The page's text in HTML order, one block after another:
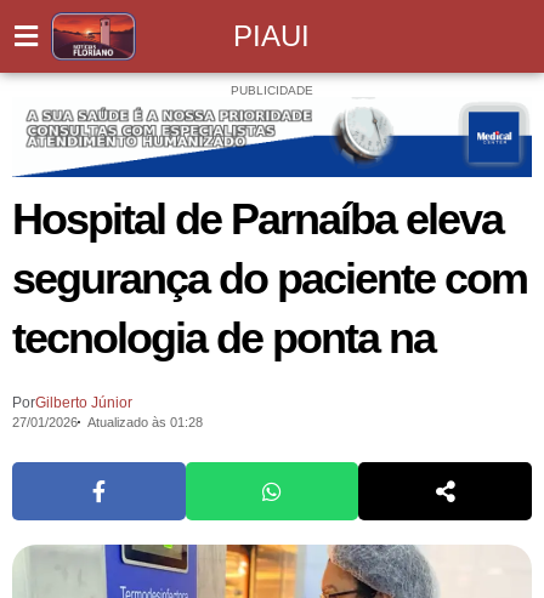
PIAUI
PUBLICIDADE
Hospital de Parnaíba eleva
segurança do paciente com
tecnologia de ponta na
PorGilberto Júnior
27/01/2026 Atualizado às 01:28